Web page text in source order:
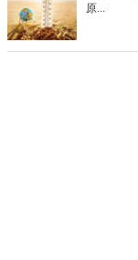
原...